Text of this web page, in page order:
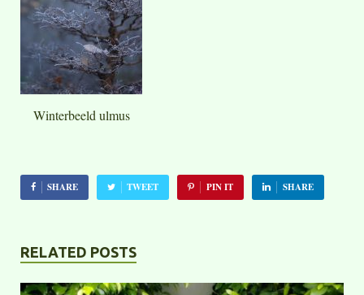
Winterbeeld ulmus
SHARE TWEET PIN IT SHARE
RELATED POSTS